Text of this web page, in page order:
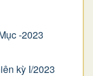
-2023
kỳ I/2023